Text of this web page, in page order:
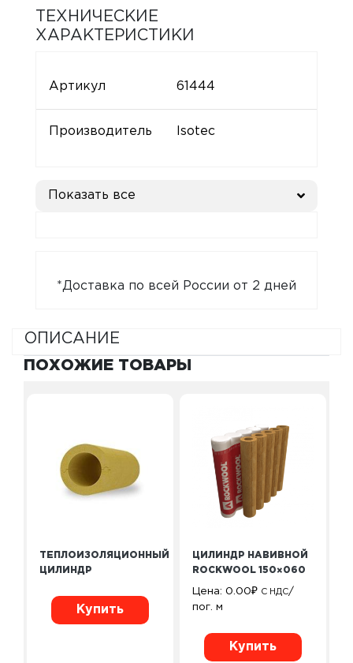
ТЕХНИЧЕСКИЕ
ХАРАКТЕРИСТИКИ
Артикул 61444
Производитель Isotec
Показать все
*Доставка по всей России от 2 дней
ОПИСАНИЕ
ПОХОЖИЕ ТОВАРЫ
ТЕПЛОИЗОЛЯЦИОННЫЙ
ЦИЛИНДР
Купить
ЦИЛИНДР НАВИВНОЙ
ROCKWOOL 150×060
Цена: 0.00₽ С НДС/
пог. м
Купить